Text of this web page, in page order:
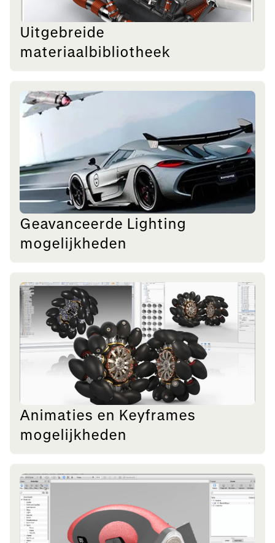
Uitgebreide
materiaalbibliotheek
Geavanceerde Lighting
mogelijkheden
Animaties en Keyframes
mogelijkheden